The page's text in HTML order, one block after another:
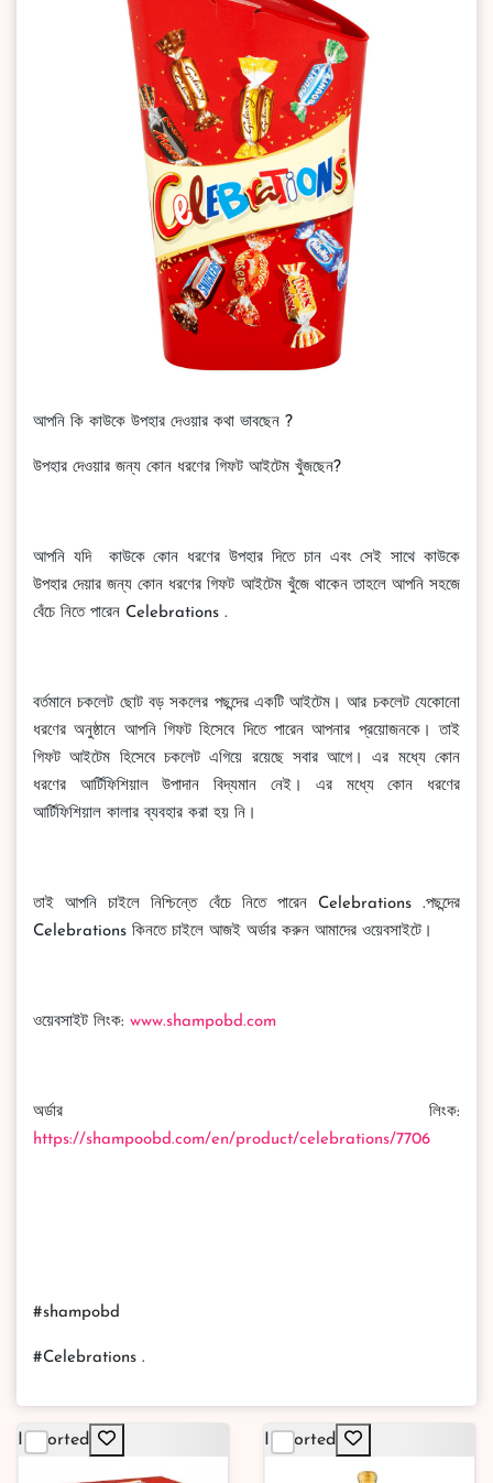
আপনি কি কাউকে উপহার দেওয়ার কথা ভাবছেন ?
উপহার দেওয়ার জন্য কোন ধরণের গিফট আইটেম খুঁজছেন?
আপনি যদি কাউকে কোন ধরণের উপহার দিতে চান এবং সেই সাথে কাউকে
উপহার দেয়ার জন্য কোন ধরণের গিফট আইটেম খুঁজে থাকেন তাহলে আপনি সহজে
বেঁচে নিতে পারেন Celebrations .
বর্তমানে চকলেট ছোট বড় সকলের পছন্দের একটি আইটেম। আর চকলেট যেকোনো
ধরণের অনুষ্ঠানে আপনি গিফট হিসেবে দিতে পারেন আপনার প্রয়োজনকে। তাই
গিফট আইটেম হিসেবে চকলেট এগিয়ে রয়েছে সবার আগে। এর মধ্যে কোন
ধরণের আর্টিফিশিয়াল উপাদান বিদ্যমান নেই। এর মধ্যে কোন ধরণের
আর্টিফিশিয়াল কালার ব্যবহার করা হয় নি।
তাই আপনি চাইলে নিশ্চিন্তে বেঁচে নিতে পারেন Celebrations .পছন্দের
Celebrations কিনতে চাইলে আজই অর্ডার করুন আমাদের ওয়েবসাইটে।
ওয়েবসাইট লিংক: www.shampobd.com
অর্ডার লিংক:
https://shampoobd.com/en/product/celebrations/7706
#shampobd
#Celebrations .
Imported Imported